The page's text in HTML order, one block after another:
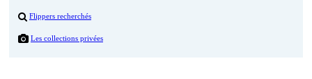
Flippers recherchés
Les collections privées